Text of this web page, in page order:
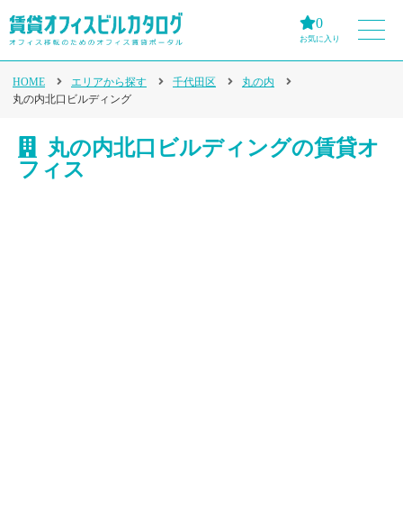
0
お気に入り
HOME エリアから探す 千代田区
丸の内
丸の内北口ビルディング
丸の内北口ビルディングの賃貸オ
フィス